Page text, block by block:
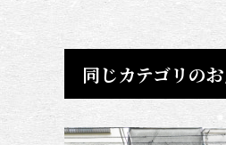
同じカテゴリの